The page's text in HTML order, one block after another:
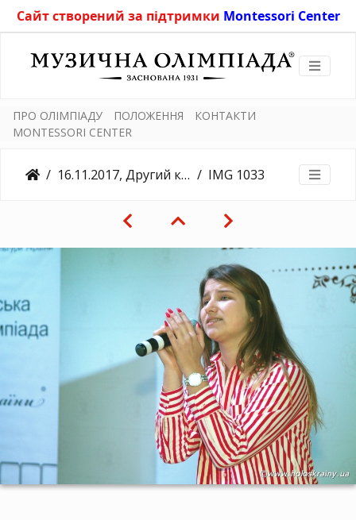
Сайт створений за підтримки Montessori Center
ПРО ОЛІМПІАДУ ПОЛОЖЕННЯ
КОНТАКТИ
MONTESSORI CENTER
16.11.2017, Другий конкурсний день, Університет Драгоманова IMG 1033